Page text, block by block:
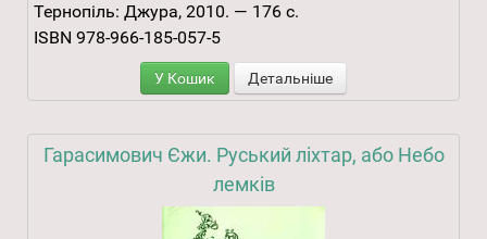
Тернопіль: Джура, 2010. — 176 с.
ISBN 978-966-185-057-5
У Кошик Детальніше
Гарасимович Єжи. Руський ліхтар, або Небо
лемків